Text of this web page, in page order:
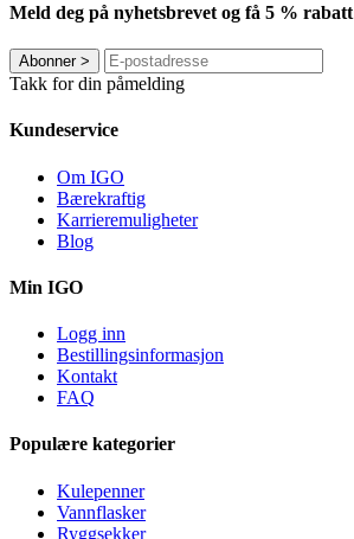
Meld deg på nyhetsbrevet og få 5 % rabatt
Abonner>
Takk for din påmelding
Kundeservice
Om IGO
Bærekraftig
Karrieremuligheter
Blog
Min IGO
Logg inn
Bestillingsinformasjon
Kontakt
FAQ
Populære kategorier
Kulepenner
Vannflasker
Ryggsekker